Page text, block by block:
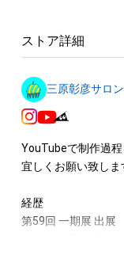
アイテムに関する注
ロゴ等を含みますが
権(著作権、特許権、
産権(それらの権利
作権を有する方、
けている者によって
知的財産権を有する
・本アイテムの著作
の管理委託を受け
ストア詳細
三原彰彦サロ
YouTubeで制作過程
宜しくお願い致しま
経歴
第59回 一期展 出展